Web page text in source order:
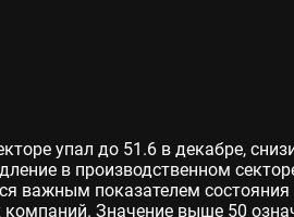
упал до 51.6 в декабре,
в производственном
важным показателем состояния
Значение выше 50